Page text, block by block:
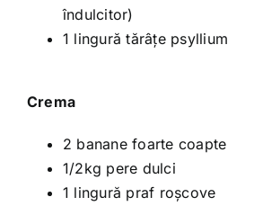
îndulcitor)
1 lingură tărâţe psyllium
Crema
2 banane foarte coapte
1/2kg pere dulci
1 lingură praf roşcove